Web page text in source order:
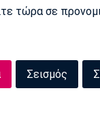
τώρα σε
Σεισμός